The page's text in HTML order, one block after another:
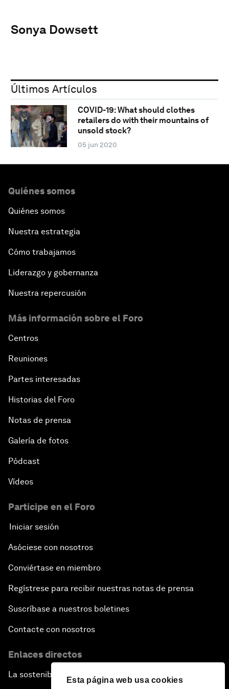
Esta página web usa cookies
Sonya Dowsett
Últimos Artículos
COVID-19: What should clothes
retailers do with their mountains of
unsold stock?
05 jun 2020
Quiénes somos
Quiénes somos
Nuestra estrategia
Cómo trabajamos
Liderazgo y gobernanza
Nuestra repercusión
Más información sobre el Foro
Centros
Reuniones
Partes interesadas
Historias del Foro
Notas de prensa
Galería de fotos
Pódcast
Vídeos
Participe en el Foro
Iniciar sesión
Asóciese con nosotros
Conviértase en miembro
Regístrese para recibir nuestras notas de prensa
Suscríbase a nuestros boletines
Contacte con nosotros
Enlaces directos
La sostenibilidad en el Foro